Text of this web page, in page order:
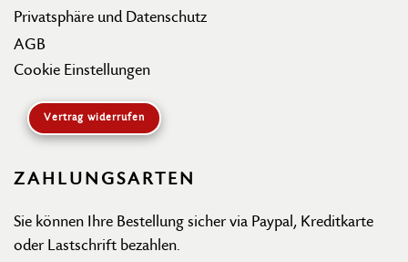
Privatsphäre und Datenschutz
AGB
Cookie Einstellungen
Vertrag widerrufen
ZAHLUNGSARTEN
Sie können Ihre Bestellung sicher via Paypal, Kreditkarte
oder Lastschrift bezahlen.